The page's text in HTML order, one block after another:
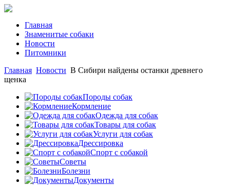
Главная
Знаменитые собаки
Новости
Питомники
Главная Новости В Сибири найдены останки древнего
щенка
Породы собак
Кормление
Одежда для собак
Товары для собак
Услуги для собак
Дрессировка
Спорт с собакой
Советы
Болезни
Документы